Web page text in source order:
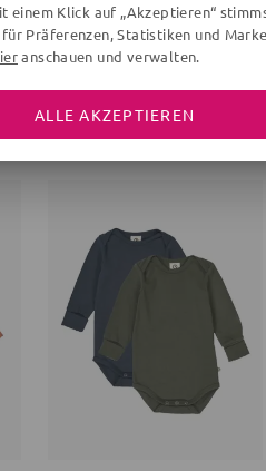
MÜSLI BY GREEN COTTON
einem Klick auf „Akzeptieren“
Präferenzen, Statistiken und
anschauen und verwalten.
ALLE AKZEPTIEREN